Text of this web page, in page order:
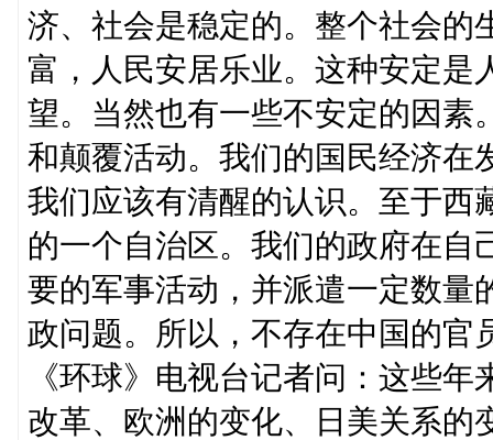
济、社会是稳定的。整个社会的
富，人民安居乐业。这种安定是
望。当然也有一些不安定的因素
和颠覆活动。我们的国民经济在
我们应该有清醒的认识。至于西
的一个自治区。我们的政府在自
要的军事活动，并派遣一定数量
政问题。所以，不存在中国的官
《环球》电视台记者问：这些
改革、欧洲的变化、日美关系的